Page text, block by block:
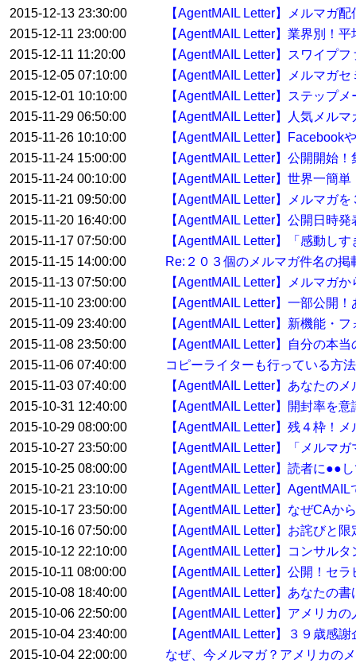
2015-12-13 23:30:00
【AgentMAIL Letter】メルマガ
2015-12-11 23:00:00
【AgentMAIL Letter】業界別！
2015-12-11 11:20:00
【AgentMAIL Letter】スワイプ
2015-12-05 07:10:00
【AgentMAIL Letter】メルマガ
2015-12-01 10:10:00
【AgentMAIL Letter】ステップ
2015-11-29 06:50:00
【AgentMAIL Letter】人気メル
2015-11-26 10:10:00
【AgentMAIL Letter】Facebook
2015-11-24 15:00:00
【AgentMAIL Letter】公開開始
2015-11-24 00:10:00
【AgentMAIL Letter】世界一簡
2015-11-21 09:50:00
【AgentMAIL Letter】メルマガ
2015-11-20 16:40:00
【AgentMAIL Letter】公開日時
2015-11-17 07:50:00
【AgentMAIL Letter】「感動し
2015-11-15 14:00:00
Re:２０３個のメルマガ件名の
2015-11-13 07:50:00
【AgentMAIL Letter】メルマガ
2015-11-10 23:00:00
【AgentMAIL Letter】一部公開
2015-11-09 23:40:00
【AgentMAIL Letter】新機能・
2015-11-08 23:50:00
【AgentMAIL Letter】自分の本
2015-11-06 07:40:00
コピーライターも行っている方
2015-11-03 07:40:00
【AgentMAIL Letter】あなたの
2015-10-31 12:40:00
【AgentMAIL Letter】開封率を
2015-10-29 08:00:00
【AgentMAIL Letter】残４枠！
2015-10-27 23:50:00
【AgentMAIL Letter】「メルマ
2015-10-25 08:00:00
【AgentMAIL Letter】読者に●●
2015-10-21 23:10:00
【AgentMAIL Letter】
2015-10-17 23:50:00
【AgentMAIL Letter】なぜCAか
2015-10-16 07:50:00
【AgentMAIL Letter】お詫びと
2015-10-12 22:10:00
【AgentMAIL Letter】コンサル
2015-10-11 08:00:00
【AgentMAIL Letter】公開！セ
2015-10-08 18:40:00
【AgentMAIL Letter】あなたの
2015-10-06 22:50:00
【AgentMAIL Letter】アメリカ
2015-10-04 23:40:00
【AgentMAIL Letter】３９歳感
2015-10-04 22:00:00
なぜ、今メルマガ？アメリカの